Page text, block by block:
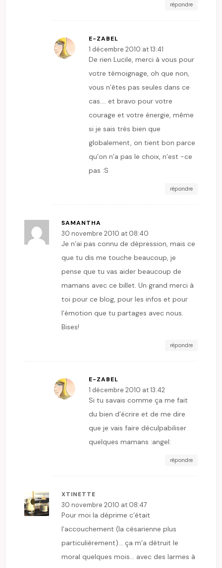
répondre
E-ZABEL
1 décembre 2010 at 13:41
De rien Lucile, merci à vous pour
votre témoignage, oh que non,
vous n’êtes pas seules dans ce
cas…. et bravo pour votre
courage et votre énergie, même
si je sais très bien que
globalement, on tient bon parce
qu’on n’a pas le choix, n’est -ce
pas :S
répondre
SAMANTHA
30 novembre 2010 at 08:40
Je n’ai pas connu de dépression, mais ce
que tu dis me touche beaucoup, je
pense que tu vas aider beaucoup de
mamans avec ce billet. Un grand merci à
toi pour ce blog, pour les infos et pour
l’émotion que tu partages avec nous.
Bises!
répondre
E-ZABEL
1 décembre 2010 at 13:42
Si tu savais comme ça me fait
du bien d’écrire et de me dire
que je vais faire déculpabiliser
quelques mamans :angel:
répondre
XTINETTE
30 novembre 2010 at 08:47
Pour moi la déprime c’était
l’accouchement (la césarienne plus
particulièrement)… ça m’a détruit le
moral quelques mois… avec des larmes à